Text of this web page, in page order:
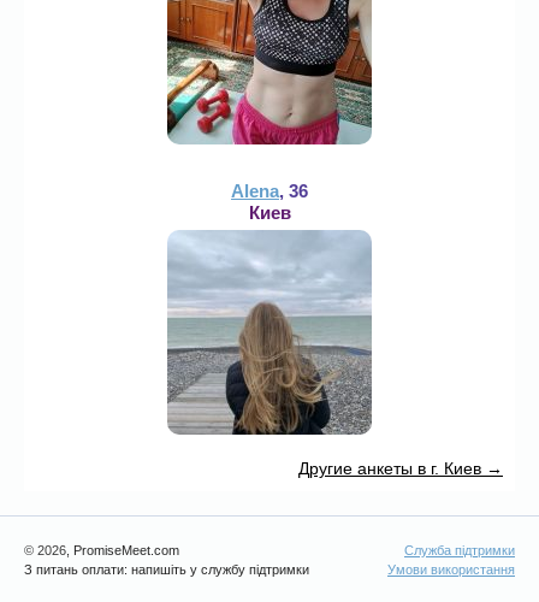
Alena, 36
Киев
Другие анкеты в г. Киев →
Служба підтримки
Умови використання
© 2026 , PromiseMeet.com
З питань оплати: напишіть у службу підтримки